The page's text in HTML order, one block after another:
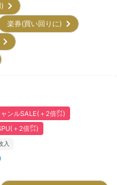
)
楽券(買い回りに)
)
ンルSALE(＋2倍㌽)
＋2倍㌽)
入